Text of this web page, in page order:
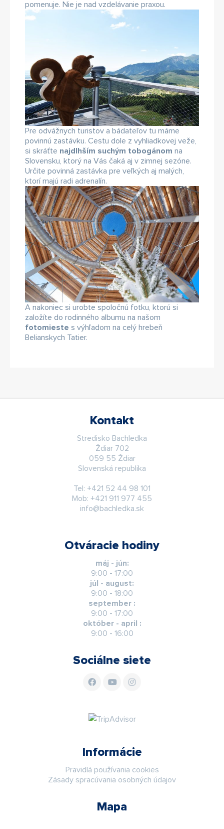
pomenuje. Nie je nad vzdelávanie praxou.
Pre odvážnych turistov a bádateľov tu máme
povinnú zastávku. Cestu dole z vyhliadkovej veže,
si skráťte najdlhším suchým tobogánom na
Slovensku, ktorý na Vás čaká aj v zimnej sezóne.
Určite povinná zastávka pre veľkých aj malých,
ktorí majú radi adrenalín.
A nakoniec si urobte spoločnú fotku, ktorú si
založíte do rodinného albumu na našom
fotomieste s výhľadom na celý hrebeň
Belianskych Tatier.
Kontakt
Stredisko Bachledka
Ždiar 702
059 55 Ždiar
Slovenská republika
Tel: +421 52 44 98 101
Mob: +421 911 977 455
info@bachledka.sk
Otváracie hodiny
máj - jún:
9:00 - 17:00
júl - august:
9:00 - 18:00
september :
9:00 - 17:00
október - april :
9:00 - 16:00
Sociálne siete
Informácie
Pravidlá používania cookies
Zásady spracúvania osobných údajov
Mapa